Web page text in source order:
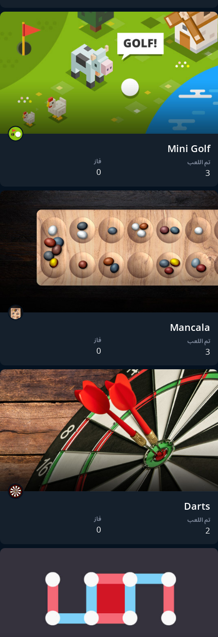
Mini Golf
تم اللعب
3
فاز
0
Mancala
تم اللعب
3
فاز
0
Darts
تم اللعب
2
فاز
0